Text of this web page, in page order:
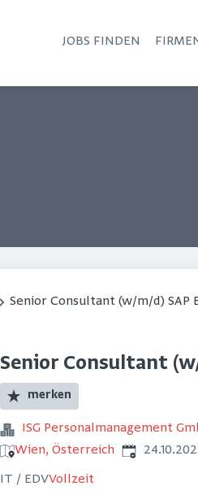
JOBS FINDEN
Senior Consultant (w/m/d) SAP
Senior Consultant
merken
ISG Personalmanagement
Wien, Österreich
IT / EDVVollzeit